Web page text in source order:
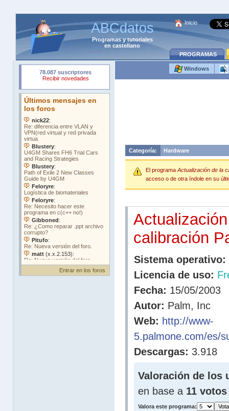
ABCdatos
Programasytutoriales
en castellano
Inicio
PROGRAMAS
Entrar en los foros
Windows
Categoría: Hardware
El programa Actualización de la
acceso o de otra índole en su
calibración
Sistema operativo:
Licencia de uso:
Fecha: 15/05/2003
Autor: Palm, Inc
Web: http://www-
5.palmone.com/es/
Descargas: 3.918
Valoración de los
en base a 11 votos
Valora este programa: